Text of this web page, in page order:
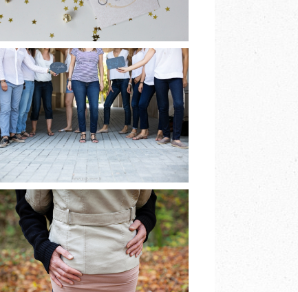
[BIENTÔT]
BABYSHOWER À
GRENOBLE
EN LIRE PLUS
PHOTOGRAPHE DE
COUPLE
GRENOBLE A&V